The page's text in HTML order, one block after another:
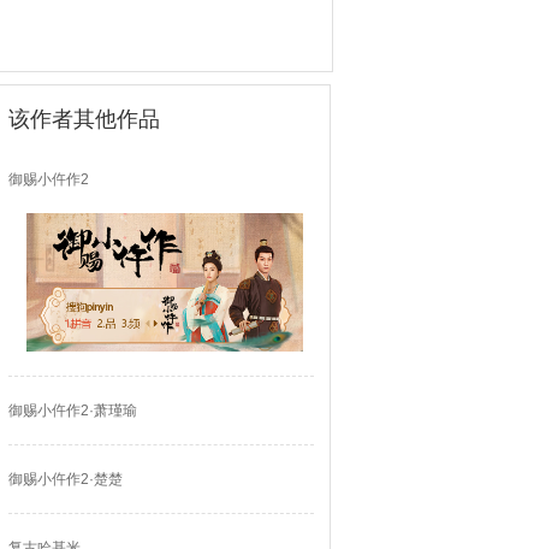
该作者其他作品
御赐小仵作2
御赐小仵作2·萧瑾瑜
御赐小仵作2·楚楚